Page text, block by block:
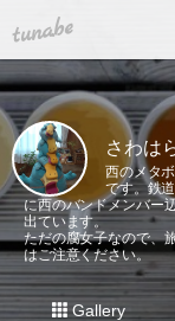
tuna.be
さわは
西のメタ
です。鉄
に西のバンドメンバー
出ています。
ただの腐女子なので、
はご注意ください。
Gallery